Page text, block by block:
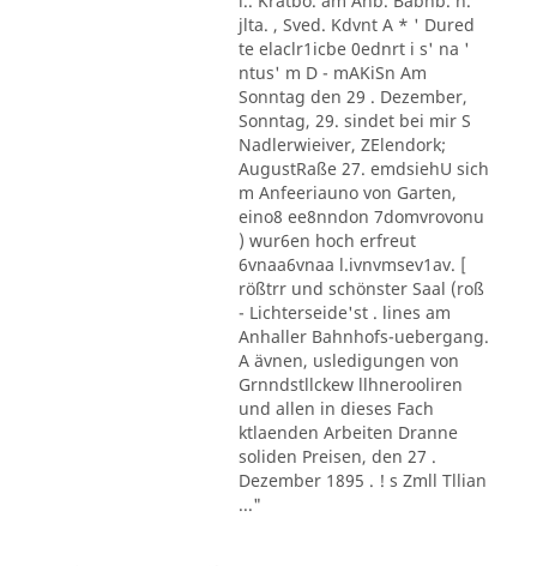
jlta. , Sved. Kdvnt A * ' Dured
te elaclr1icbe 0ednrt i s' na '
ntus' m D - mAKiSn Am
Sonntag den 29 . Dezember,
Sonntag, 29. sindet bei mir S
Nadlerwieiver, ZElendork;
AugustRaße 27. emdsiehU sich
m Anfeeriauno von Garten,
eino8 ee8nndon 7domvrovonu
) wur6en hoch erfreut
6vnaa6vnaa l.ivnvmsev1av. [
rößtrr und schönster Saal (roß
- Lichterseide'st . lines am
Anhaller Bahnhofs-uebergang.
A ävnen, usledigungen von
Grnndstllckew llhnerooliren
und allen in dieses Fach
ktlaenden Arbeiten Dranne
soliden Preisen, den 27 .
Dezember 1895 . ! s Zmll Tllian
..."